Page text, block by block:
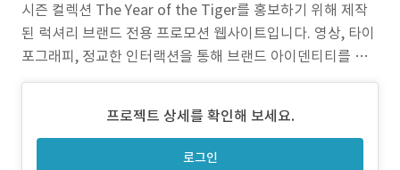
시즌 컬렉션 The Year of the Tiger를 홍보하기 위해 제작
된 럭셔리 브랜드 전용 프로모션 웹사이트입니다. 영상, 타이
포그래피, 정교한 인터랙션을 통해 브랜드 아이덴티티를 극
대화하고, 고급스러운 사용자 경험을 제공합니다.
프로젝트 상세를 확인해 보세요.
로그인